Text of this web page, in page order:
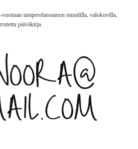
tamperelaisnaisen muodilla, valokuvilla,
päiväkirja.